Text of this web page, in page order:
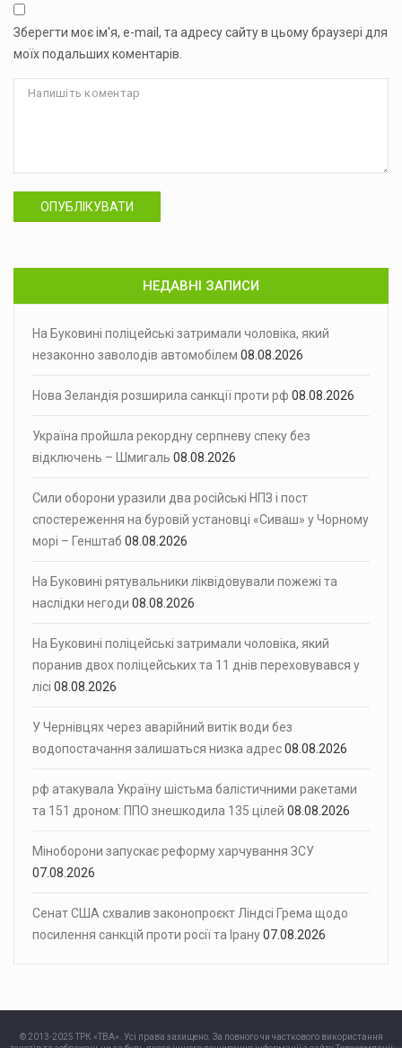
Зберегти моє ім'я, e-mail, та адресу сайту в цьому браузері для
моїх подальших коментарів.
ОПУБЛІКУВАТИ
НЕДАВНІ ЗАПИСИ
На Буковині поліцейські затримали чоловіка, який
незаконно заволодів автомобілем 08.08.2026
Нова Зеландія розширила санкції проти рф 08.08.2026
Україна пройшла рекордну серпневу спеку без
відключень – Шмигаль 08.08.2026
Сили оборони уразили два російські НПЗ і пост
спостереження на буровій установці «Сиваш» у Чорному
морі – Генштаб 08.08.2026
На Буковині рятувальники ліквідовували пожежі та
наслідки негоди 08.08.2026
На Буковині поліцейські затримали чоловіка, який
поранив двох поліцейських та 11 днів переховувався у
лісі 08.08.2026
У Чернівцях через аварійний витік води без
водопостачання залишаться низка адрес08.08.2026
рф атакувала Україну шістьма балістичними ракетами
та 151 дроном: ППО знешкодила 135 цілей 08.08.2026
Міноборони запускає реформу харчування ЗСУ
07.08.2026
Сенат США схвалив законопроєкт Ліндсі Грема щодо
посилення санкцій проти росії та Ірану07.08.2026
© 2013-2025 ТРК «ТВА». Усі права захищено. За повного чи часткового використання